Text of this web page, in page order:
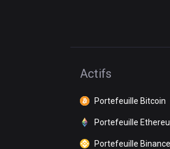
Actifs
Portefeuille Bitcoin
Portefeuille
Portefeuille